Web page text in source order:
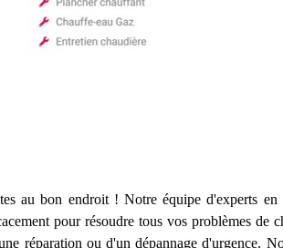
au bon endroit ! Notre équipe d'experts en
pour résoudre tous vos problèmes de
réparation ou d'un dépannage d'urgence.